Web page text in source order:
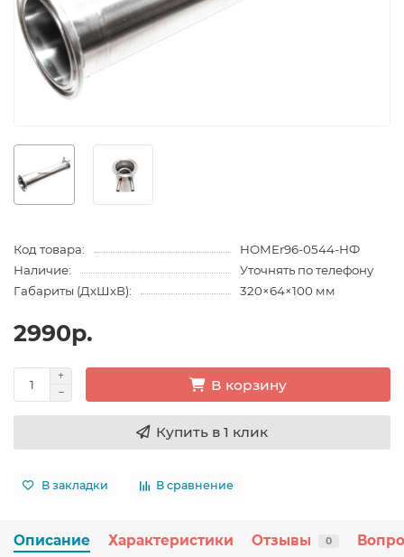
Код товара:
HOMEr96-0544-НФ
Наличие:
Уточнять по телефону
Габариты (ДхШхВ):
320×64×100 мм
2990р.
В корзину
Купить в 1 клик
В закладки В сравнение
Описание Характеристики Отзывы 0